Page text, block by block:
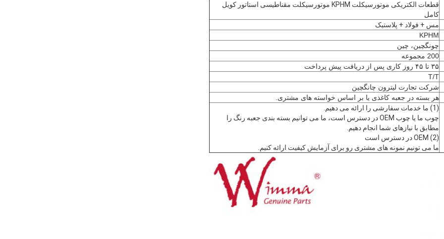
قطعات الکتریکی موتورسیکلت KPHM موتورسیکلت مقناطیسی استاتور کویل
کامل
مس + فولاد + پلاستیک
KPHM
چونگچین، چین
200 مجموعه
۳۵ تا ۴۵ روز کاری پس از دریافت پیش پرداخت
T/T
شرکت تجارت لیترون چانگچین
هر بسته در جعبه کاغذی یا بر اساس خواسته های مشتری.
(1) ما خدمات سفارشی را ارائه می دهیم.
چوب ما یا چوب OEM در دسترس است، ما می توانیم بسته بندی جعبه رنگ را
مطابق با نیازهای شما انجام دهیم.
(2) OEM در دسترس است
ما می تونیم نمونه های مشتری رو برای آزمایش کیفیت ارائه کنیم.